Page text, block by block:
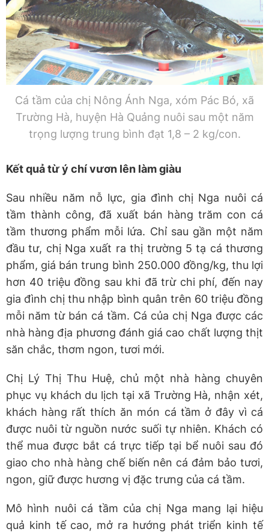
Cá tầm của chị Nông Ánh Nga, xóm Pác Bó, xã
Trường Hà, huyện Hà Quảng nuôi sau một năm
trọng lượng trung bình đạt 1,8 – 2 kg/con.
Kết quả từ ý chí vươn lên làm giàu
Sau nhiều năm nỗ lực, gia đình chị Nga nuôi cá
tầm thành công, đã xuất bán hàng trăm con cá
tầm thương phẩm mỗi lứa. Chỉ sau gần một năm
đầu tư, chị Nga xuất ra thị trường 5 tạ cá thương
phẩm, giá bán trung bình 250.000 đồng/kg, thu lợi
hơn 40 triệu đồng sau khi đã trừ chi phí, đến nay
gia đình chị thu nhập bình quân trên 60 triệu đồng
mỗi năm từ bán cá tầm. Cá của chị Nga được các
nhà hàng địa phương đánh giá cao chất lượng thịt
săn chắc, thơm ngon, tươi mới.
Chị Lý Thị Thu Huệ, chủ một nhà hàng chuyên
phục vụ khách du lịch tại xã Trường Hà, nhận xét,
khách hàng rất thích ăn món cá tầm ở đây vì cá
được nuôi từ nguồn nước suối tự nhiên. Khách có
thể mua được bắt cá trực tiếp tại bể nuôi sau đó
giao cho nhà hàng chế biến nên cá đảm bảo tươi,
ngon, giữ được hương vị đặc trưng của cá tầm.
Mô hình nuôi cá tầm của chị Nga mang lại hiệu
quả kinh tế cao, mở ra hướng phát triển kinh tế